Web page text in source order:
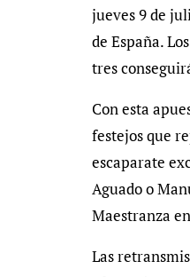
jueves 9 de
de España.
tres
Con esta
festejos que
escaparate
Aguado o
Maestranza
Las